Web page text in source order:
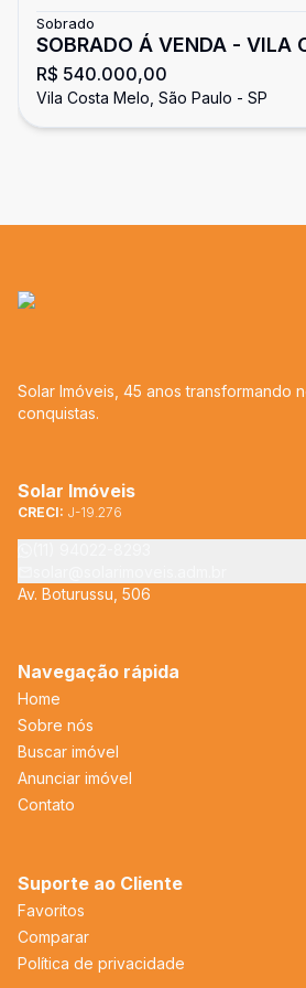
Sobrado
SOBRADO Á VENDA - VILA COSTA
MELO
R$ 540.000,00
Vila Costa Melo, São Paulo - SP
Solar Imóveis, 45 anos transformando
conquistas.
Solar Imóveis
CRECI: J-19.276
Av. Boturussu, 506
Navegação rápida
Home
Sobre nós
Buscar imóvel
Anunciar imóvel
Contato
Suporte ao Cliente
Favoritos
Comparar
Política de privacidade